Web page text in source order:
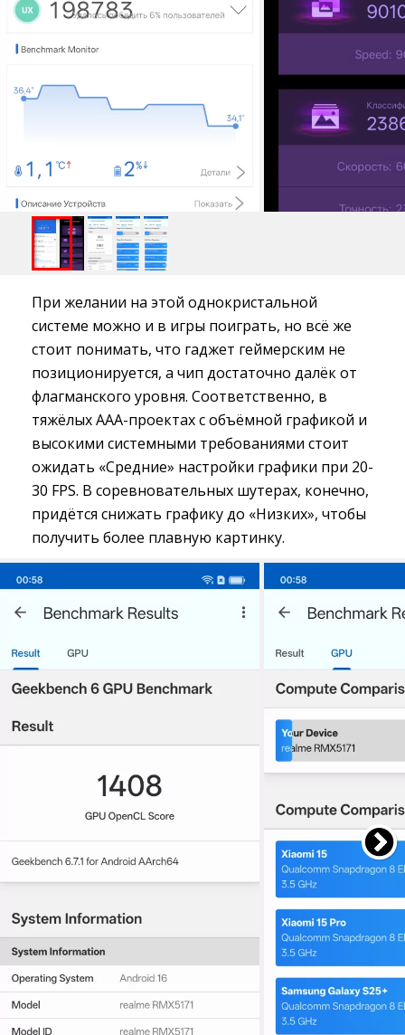
При желании на этой однокристальной
системе можно и в игры поиграть, но всё же
стоит понимать, что гаджет геймерским не
позиционируется, а чип достаточно далёк от
флагманского уровня. Соответственно, в
тяжёлых ААА-проектах с объёмной графикой и
высокими системными требованиями стоит
ожидать «Средние» настройки графики при 20-
30 FPS. В соревновательных шутерах, конечно,
придётся снижать графику до «Низких», чтобы
получить более плавную картинку.